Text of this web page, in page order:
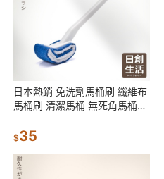
日本熱銷 免洗劑馬桶刷 纖維布
馬桶刷 清潔馬桶 無死角馬桶刷
$35